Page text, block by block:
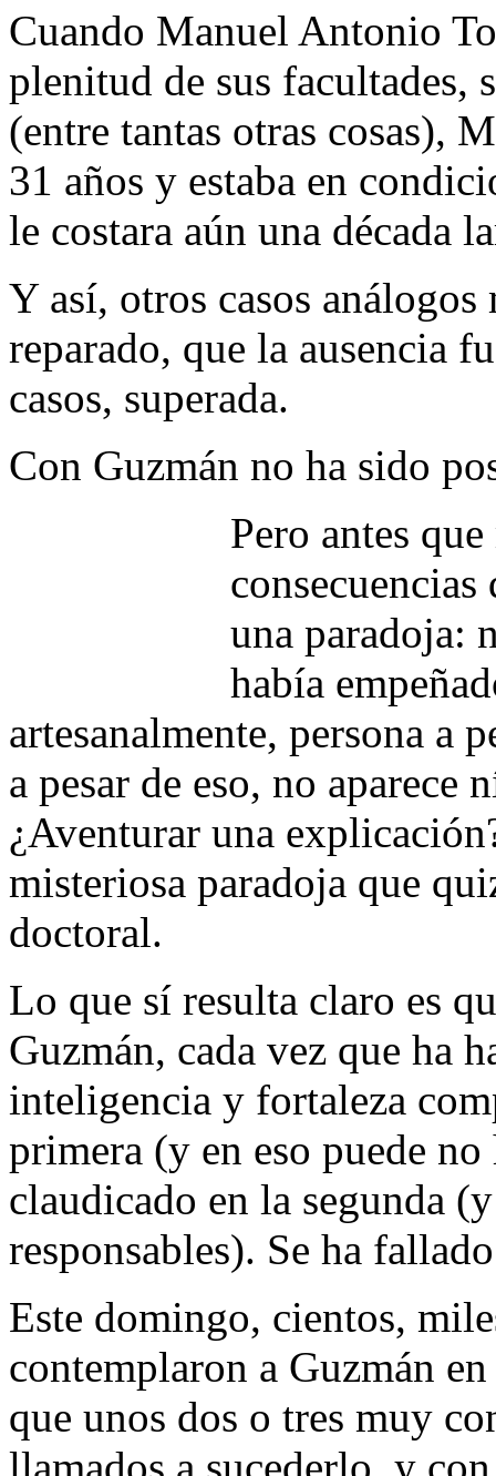
Cuando Manuel Antonio
plenitud de sus facultades,
(entre tantas otras cosas),
31 años y estaba en
le costara aún una década
Y así, otros casos
reparado, que la ausencia
casos, superada.
Con Guzmán no ha sido
Pero antes
una paradoja:
había
artesanalmente, persona a
a pesar de eso, no aparece
¿Aventurar una
misteriosa paradoja que
doctoral.
Lo que sí resulta claro es
Guzmán, cada vez que ha
inteligencia y fortaleza
primera (y en eso puede
claudicado en la segunda
responsables). Se ha
Este domingo, cientos,
contemplaron a Guzmán
que unos dos o tres muy